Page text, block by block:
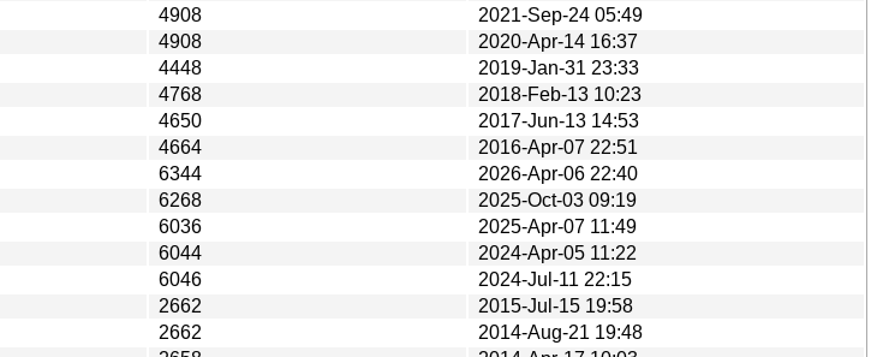
4908
2021-Sep-24 05:49
4908
2020-Apr-14 16:37
4448
2019-Jan-31 23:33
4768
2018-Feb-13 10:23
4650
2017-Jun-13 14:53
4664
2016-Apr-07 22:51
6344
2026-Apr-06 22:40
6268
2025-Oct-03 09:19
6036
2025-Apr-07 11:49
6044
2024-Apr-05 11:22
6046
2024-Jul-11 22:15
2662
2015-Jul-15 19:58
2662
2014-Aug-21 19:48